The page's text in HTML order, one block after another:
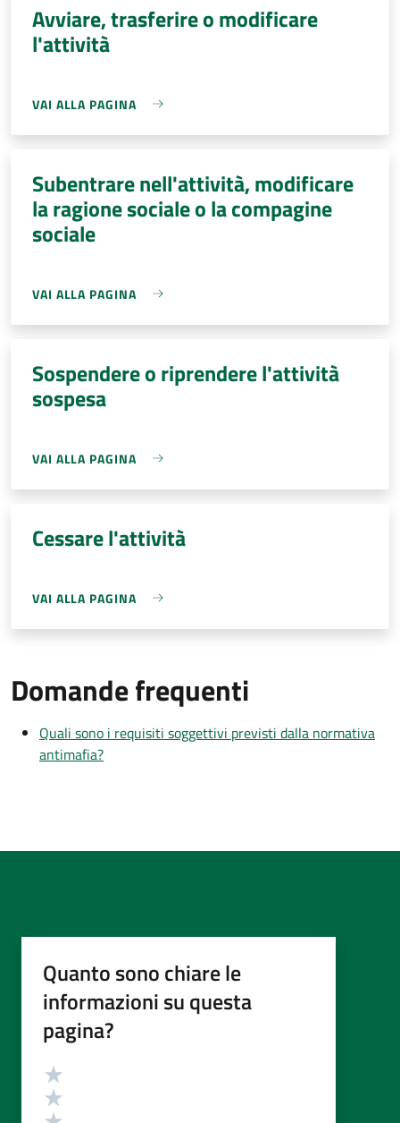
Avviare, trasferire o modificare
l'attività
VAI ALLA PAGINA
Subentrare nell'attività, modificare
la ragione sociale o la compagine
sociale
VAI ALLA PAGINA
Sospendere o riprendere l'attività
sospesa
VAI ALLA PAGINA
Cessare l'attività
VAI ALLA PAGINA
Domande frequenti
Quali sono i requisiti soggettivi previsti dalla normativa
antimafia?
Quanto sono chiare le
informazioni su questa
pagina?
Valutazione